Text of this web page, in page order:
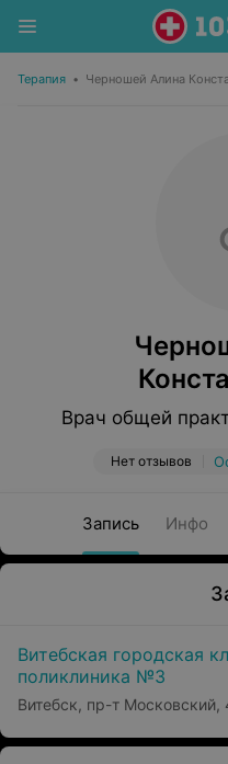
Терапия • Черношей Алина
Врач общей
Нет отзывов
Запись Инфо
Витебская городская
поликлиника №3
Витебск, пр-т Московский,